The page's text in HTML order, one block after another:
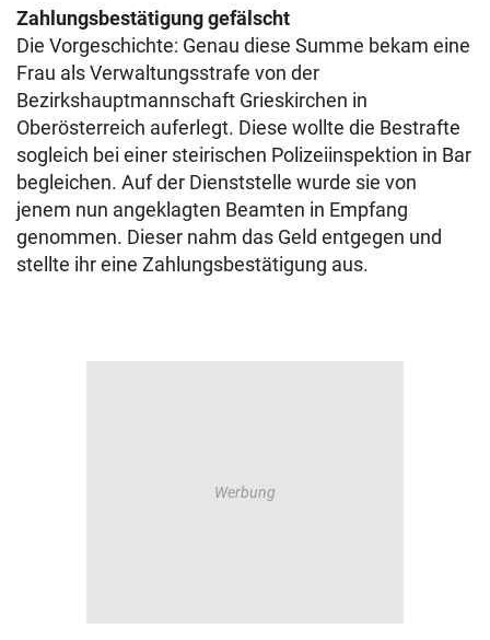
Zahlungsbestätigung gefälscht
Die Vorgeschichte: Genau diese Summe bekam eine
Frau als Verwaltungsstrafe von der
Bezirkshauptmannschaft Grieskirchen in
Oberösterreich auferlegt. Diese wollte die Bestrafte
sogleich bei einer steirischen Polizeiinspektion in Bar
begleichen. Auf der Dienststelle wurde sie von
jenem nun angeklagten Beamten in Empfang
genommen. Dieser nahm das Geld entgegen und
stellte ihr eine Zahlungsbestätigung aus.